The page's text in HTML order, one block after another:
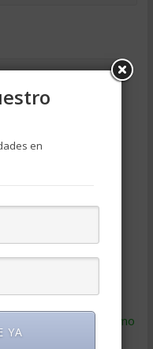
y web en este
comente.
spam.
Aprende cómo
en
YA